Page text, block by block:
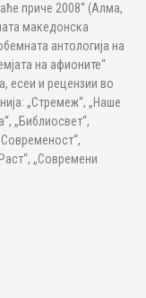
приче 2008“ (Алма,
македонска
антологија на
на афионите“
есеи и рецензии во
„Стремеж“, „Наше
„Библиосвет“,
„Современи